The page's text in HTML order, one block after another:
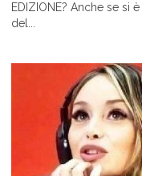
EDIZIONE? Anche se si
del...